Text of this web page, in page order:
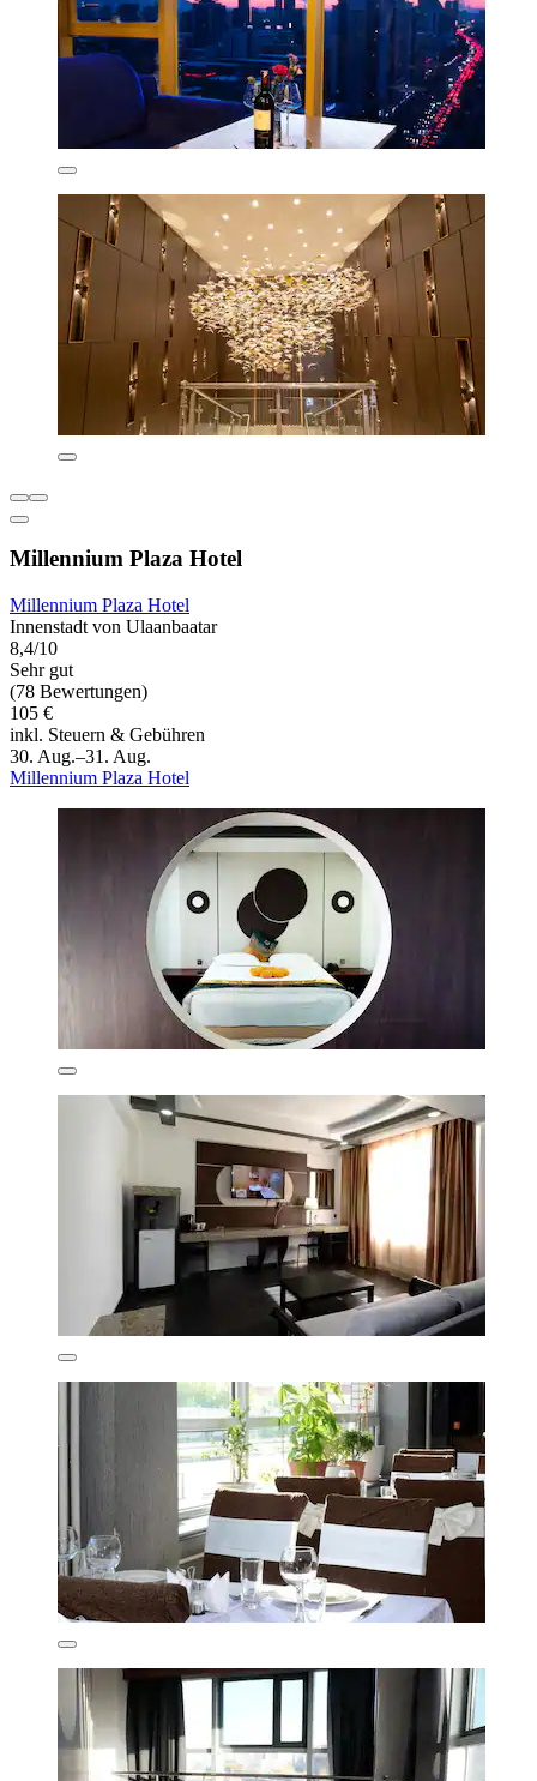
Millennium Plaza Hotel
Millennium Plaza Hotel
Innenstadt von Ulaanbaatar
8,4/10
Sehr gut
(78 Bewertungen)
105 €
inkl. Steuern & Gebühren
30. Aug.–31. Aug.
Millennium Plaza Hotel